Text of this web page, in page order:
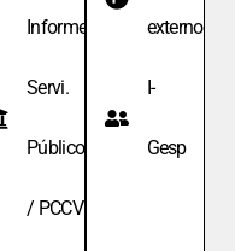
Informe
Servi.
Públicos
/ PCCV
externo
I-
Gesp